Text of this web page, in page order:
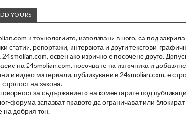
YOURS
и технологиите, използвани в него, са под
статии, репортажи, интервюта и други текстови,
24smolian.com, освен ако изрично е посочено друго.
на 24smolian.com, посочване на източника и
и видео материали, публикувани в 24smolian.com. е
на закона.
за съдържанието на коментарите под
форума запазват правото да ограничават или
на добрия тон.